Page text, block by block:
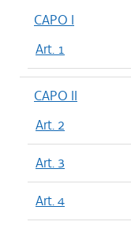
CAPO I
Art. 1
CAPO II
Art. 2
Art. 3
Art. 4